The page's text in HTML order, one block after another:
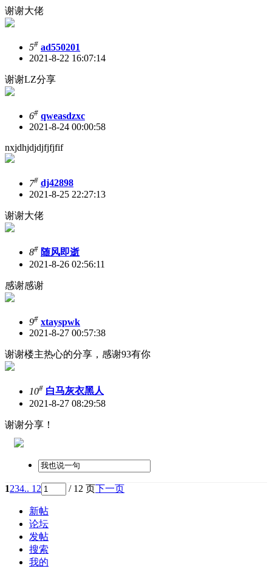
谢谢大佬
5# ad550201
2021-8-22 16:07:14
谢谢LZ分享
6# qweasdzxc
2021-8-24 00:00:58
nxjdhjdjdjfjfjfif
7# dj42898
2021-8-25 22:27:13
谢谢大佬
8# 随风即逝
2021-8-26 02:56:11
感谢感谢
9# xtayspwk
2021-8-27 00:57:38
谢谢楼主热心的分享，感谢93有你
10# 白马灰衣黑人
2021-8-27 08:29:58
谢谢分享！
1234.. 12 / 12 页下一页
新帖
论坛
发帖
搜索
我的